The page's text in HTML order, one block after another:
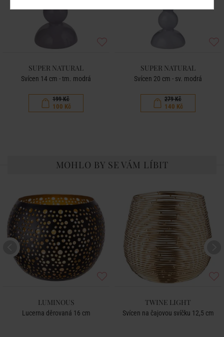
SUPER NATURAL
Svícen 14 cm - tm. modrá
199 Kč
100 Kč
SUPER NATURAL
Svícen 20 cm - sv. modrá
279 Kč
140 Kč
MOHLO BY SE VÁM LÍBIT
LUMINOUS
Lucerna děrovaná 16 cm
TWINE LIGHT
Svícen na čajovou svíčku 12,5 cm